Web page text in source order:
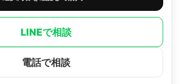
LINEで相談
電話で相談